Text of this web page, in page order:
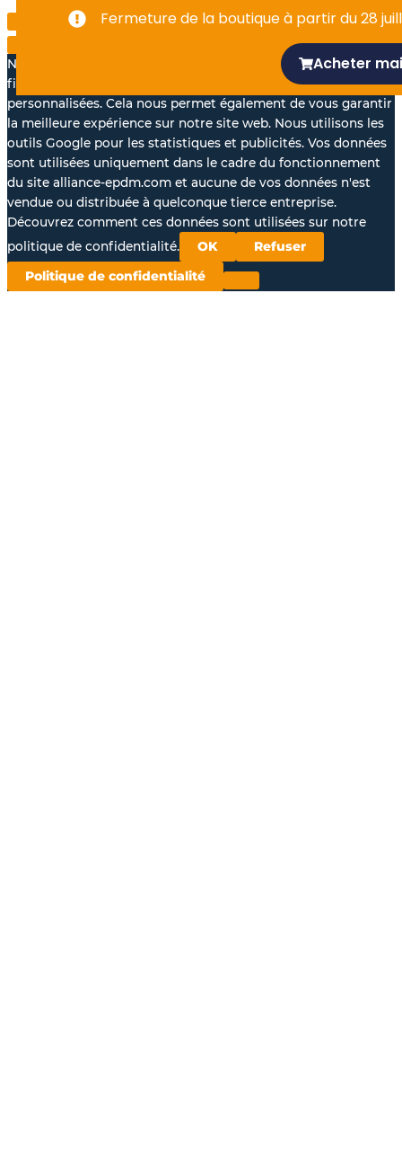
Fermeture de la boutique à partir du 28
Acheter
Nous aimerions avec votre accord, utiliser vos données à des
fins statistiques et pour vous proposer des annonces
personnalisées. Cela nous permet également de vous garantir
la meilleure expérience sur notre site web. Nous utilisons les
outils Google pour les statistiques et publicités. Vos données
sont utilisées uniquement dans le cadre du fonctionnement
du site alliance-epdm.com et aucune de vos données n'est
vendue ou distribuée à quelconque tierce entreprise.
Découvrez comment ces données sont utilisées sur notre
politique de confidentialité.
OK Refuser
Politique de confidentialité